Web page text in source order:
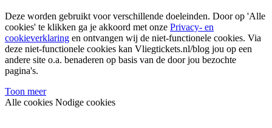
Deze worden gebruikt voor verschillende doeleinden. Door op 'Alle
cookies' te klikken ga je akkoord met onze Privacy- en
cookieverklaring en ontvangen wij de niet-functionele cookies. Via
deze niet-functionele cookies kan Vliegtickets.nl/blog jou op een
andere site o.a. benaderen op basis van de door jou bezochte
pagina's.
Toon meer
Alle cookies Nodige cookies